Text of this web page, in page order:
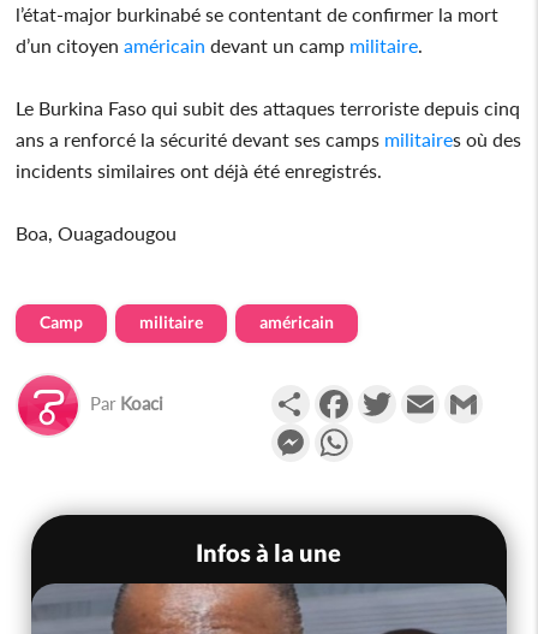
l’état-major burkinabé se contentant de confirmer la mort
d’un citoyenaméricain devant un camp militaire
Le Burkina Faso qui subit des attaques terroriste depuis cinq
ans a renforcé la sécurité devant ses camps militaires où des
incidents similaires ont déjà été enregistrés.
Boa, Ouagadougou
Camp militaire américain
Par Koaci PartagerFacebookTwitterEmail
Messenger
Infos à la une